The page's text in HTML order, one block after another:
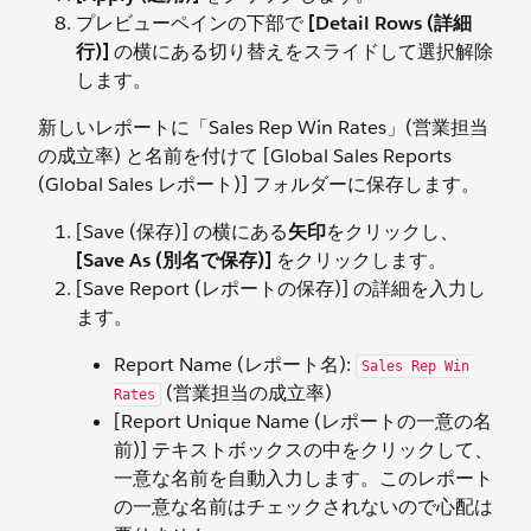
プレビューペインの下部で [Detail Rows (詳細
行)] の横にある切り替えをスライドして選択解除
します。
新しいレポートに「Sales Rep Win Rates」(営業担当
の成立率) と名前を付けて [Global Sales Reports
(Global Sales レポート)] フォルダーに保存します。
[Save (保存)] の横にある矢印をクリックし、
[Save As (別名で保存)] をクリックします。
[Save Report (レポートの保存)] の詳細を入力し
ます。
Report Name (レポート名):
Sales Rep Win
Rates
(営業担当の成立率)
[Report Unique Name (レポートの一意の名
前)] テキストボックスの中をクリックして、
一意な名前を自動入力します。このレポート
の一意な名前はチェックされないので心配は